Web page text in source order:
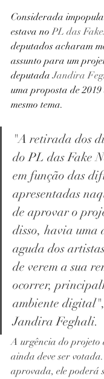
Considerada
estava no PL das
deputados acharam
assunto para um
deputada Jandira
uma proposta de
mesmo tema.
"A retirada dos
do PL das Fake
em função das
apresentadas
de aprovar o
disso, havia uma
aguda dos
de verem a sua
ocorrer,
ambiente
Jandira Feghali.
A urgência do projeto
ainda deve ser
aprovada, ele poderá